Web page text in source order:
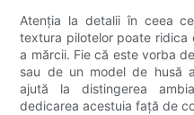
Atenția la detalii în ceea
textura pilotelor poate ridica
a mărcii. Fie că este vorba
sau de un model de husă
ajută la distingerea
dedicarea acestuia față de